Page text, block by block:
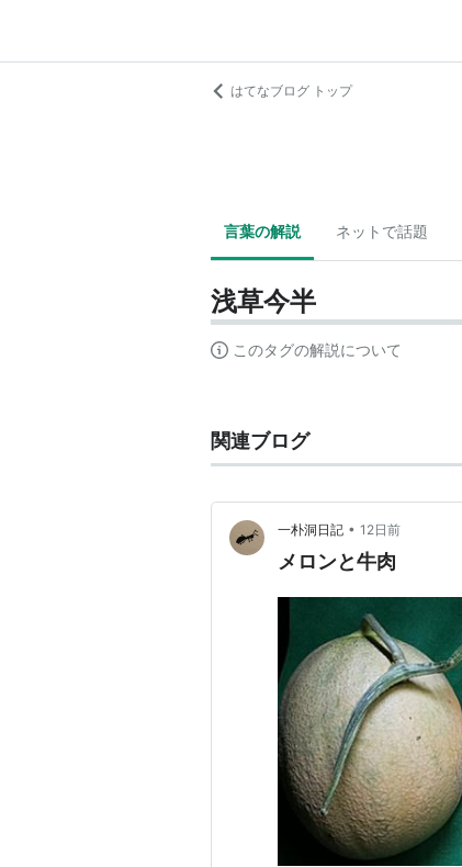
はてなブログ トップ
言葉の解説 ネットで話題
浅草今半
このタグの解説について
関連ブログ
一朴洞日記 • 12日前
メロンと牛肉